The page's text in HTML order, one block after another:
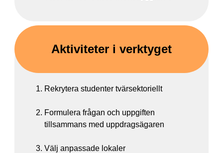
Aktiviteter i verktyget
Rekrytera studenter tvärsektoriellt
Formulera frågan och uppgiften
tillsammans med uppdragsägaren
Välj anpassade lokaler